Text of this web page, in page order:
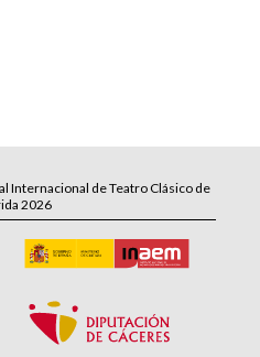
Internacional de Teatro Clásico de
2026